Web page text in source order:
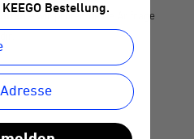
– wir prüfen deine Anfrage
Bestellung.